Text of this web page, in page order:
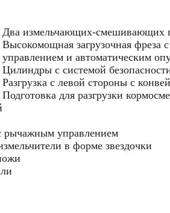
Два измельчающих-смешивающих
Высокомощная загрузочная фреза
управлением и автоматическим
Цилиндры с системой
Разгрузка с левой стороны с
Подготовка для разгрузки
рычажным управлением
в форме звездочки